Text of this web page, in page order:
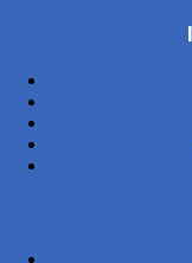
Filtro de carvão
Filtro de carvão
Filtro de carvão
Filtro de carvão